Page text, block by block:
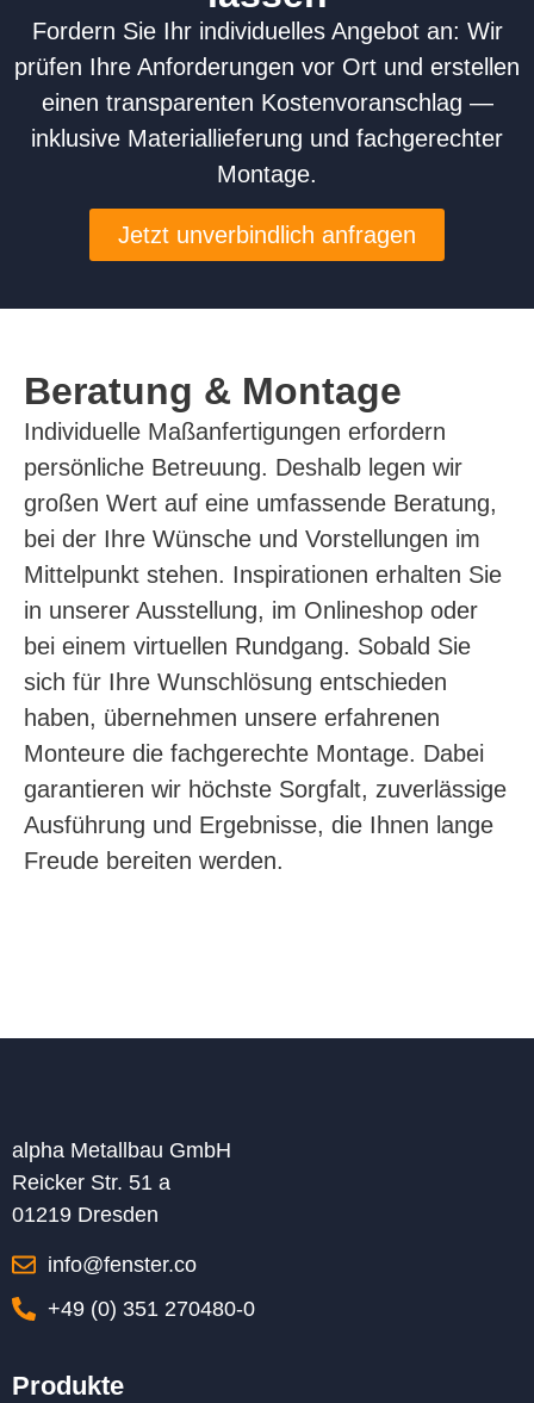
Fordern Sie Ihr individuelles Angebot an: Wir
prüfen Ihre Anforderungen vor Ort und erstellen
einen transparenten Kostenvoranschlag —
inklusive Materiallieferung und fachgerechter
Montage.
Jetzt unverbindlich anfragen
Beratung & Montage
Individuelle Maßanfertigungen erfordern
persönliche Betreuung. Deshalb legen wir
großen Wert auf eine umfassende Beratung,
bei der Ihre Wünsche und Vorstellungen im
Mittelpunkt stehen. Inspirationen erhalten Sie
in unserer Ausstellung, im Onlineshop oder
bei einem virtuellen Rundgang. Sobald Sie
sich für Ihre Wunschlösung entschieden
haben, übernehmen unsere erfahrenen
Monteure die fachgerechte Montage. Dabei
garantieren wir höchste Sorgfalt, zuverlässige
Ausführung und Ergebnisse, die Ihnen lange
Freude bereiten werden.
alpha Metallbau GmbH
Reicker Str. 51 a
01219 Dresden
info@fenster.co
+49 (0) 351 270480-0
Produkte